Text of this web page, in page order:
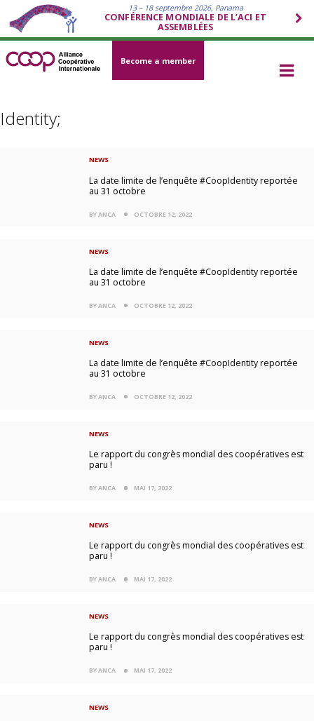
13 – 18 septembre 2026, Panama
CONFÉRENCE MONDIALE DE L’ACI ET
ASSEMBLÉES
Become a member
Identity;
NEWS
La date limite de l’enquête #CoopIdentity reportée
au 31 octobre
BY ANCA OCTOBRE 12, 2022
NEWS
La date limite de l’enquête #CoopIdentity reportée
au 31 octobre
BY ANCA OCTOBRE 12, 2022
NEWS
La date limite de l’enquête #CoopIdentity reportée
au 31 octobre
BY ANCA OCTOBRE 12, 2022
NEWS
Le rapport du congrès mondial des coopératives est
paru !
BY ANCA MAI 17, 2022
NEWS
Le rapport du congrès mondial des coopératives est
paru !
BY ANCA MAI 17, 2022
NEWS
Le rapport du congrès mondial des coopératives est
paru !
BY ANCA MAI 17, 2022
NEWS